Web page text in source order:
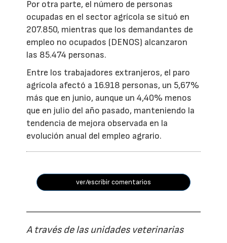
Por otra parte, el número de personas
ocupadas en el sector agrícola se situó en
207.850, mientras que los demandantes de
empleo no ocupados (DENOS) alcanzaron
las 85.474 personas.
Entre los trabajadores extranjeros, el paro
agrícola afectó a 16.918 personas, un 5,67%
más que en junio, aunque un 4,40% menos
que en julio del año pasado, manteniendo la
tendencia de mejora observada en la
evolución anual del empleo agrario.
ver/escribir comentarios
A través de las unidades veterinarias